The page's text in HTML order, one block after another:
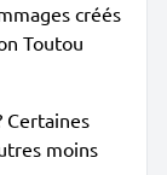
créés
Toutou
Certaines
moins